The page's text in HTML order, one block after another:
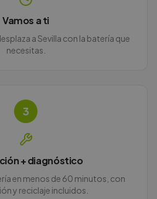
Vamos a ti
a Sevilla con la batería que
necesitas.
3
+ diagnóstico
en menos de 60 minutos, con
y reciclaje incluidos.